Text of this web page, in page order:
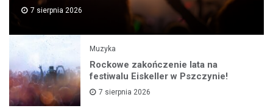
7 sierpnia 2026
Muzyka
Rockowe zakończenie lata na
festiwalu Eiskeller w Pszczynie!
7 sierpnia 2026